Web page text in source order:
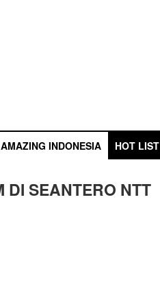
AMAZING INDONESIA HOT LIST
DI SEANTERO NTT